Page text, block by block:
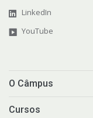
LinkedIn
YouTube
O Câmpus
Cursos